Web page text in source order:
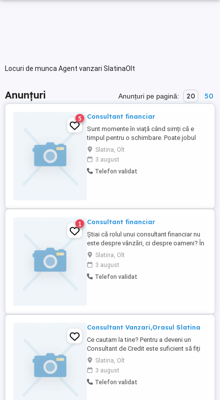
Locuri de munca Agent vanzari SlatinaOlt
Anunțuri Anunțuri pe pagină: 20 50
5 Consultant financiar
Sunt momente în viață când simți că e
timpul pentru o schimbare. Poate jobul
sau venitul nu mai aduc liniștea și
siguranța pe care le meriți. Poate vrei mai
multă autonomie și control asupra
timpului tău. Dacă simți că e momentul să
Slatina, Olt
3 august
Telefon validat
1 Consultant financiar
Știai că rolul unui consultant financiar nu
este despre vânzări, ci despre oameni? În
fiecare zi, ajutăm familii să fie pregătite
pentru neprevăzut. Construim planuri de
siguranță pentru sănătate, viață și viitorul
copiilor. Educație financiară reală Impact
Slatina, Olt
3 august
Telefon validat
Consultant Vanzari,Orasul Slatina
Ce cautam la tine? Pentru a deveni un
Consultant de Credit este suficient să fiți
comunicativi și ambițioși, indiferent de
varsta, sex, studii sau experiență. Ce va
trebui sa faci ? Oferă consultanță clienților
în alegerea celui mai potrivit tip de credit;
Slatina, Olt
3 august
Telefon validat